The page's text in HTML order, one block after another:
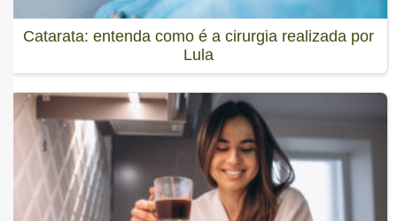
Catarata: entenda como é a cirurgia realizada por
Lula